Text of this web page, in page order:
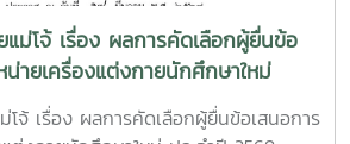
แม่โจ้ เรื่อง ผลการคัดเลือกผู้ยื่นข้อ
น่ายเครื่องแต่งกายนักศึกษาใหม่
โจ้ เรื่อง ผลการคัดเลือกผู้ยื่นข้อเสนอการ